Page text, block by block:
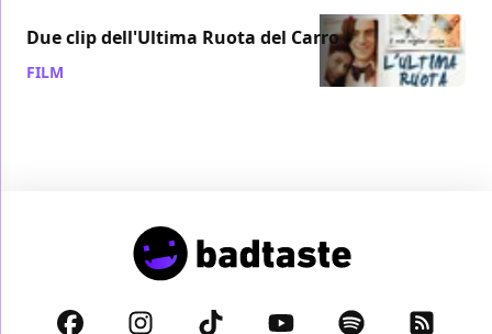
Due clip dell'Ultima Ruota del Carro
FILM